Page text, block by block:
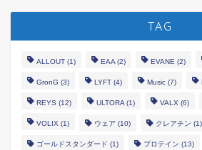
TAG
ALLOUT (1) EAA(2) EVANE (2)
GronG (3) LYFT (4) Music (7)
REYS (12) ULTORA(1) VALX (6)
VOLIX (1) ウェア (10) クレアチン (1)
ゴールドスタンダード (1) プロテイン (13)